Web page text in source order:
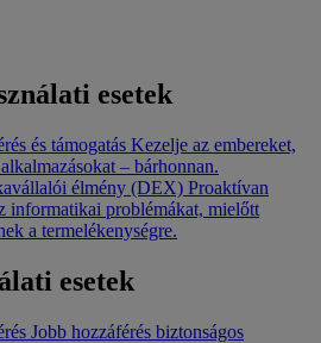
esetek
és támogatás Kezelje az embereket,
– bárhonnan.
élmény (DEX) Proaktívan
informatikai problémákat, mielőtt
a termelékenységre.
esetek
Jobb hozzáférés biztonságos